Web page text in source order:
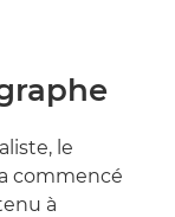
le
commencé
à